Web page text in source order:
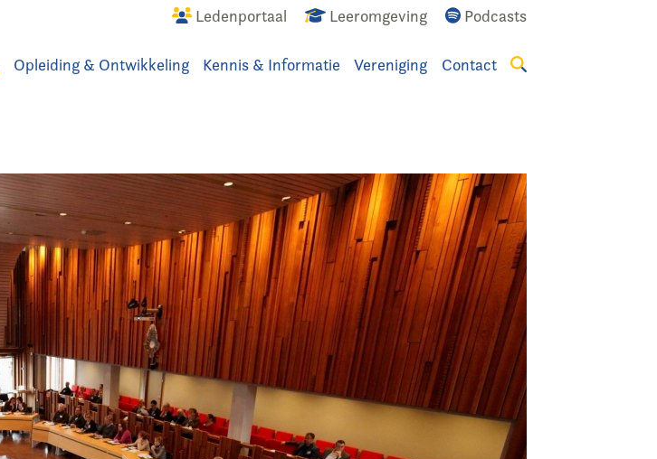
Ledenportaal Leeromgeving Podcasts
Opleiding & Ontwikkeling Kennis & Informatie Vereniging Contact